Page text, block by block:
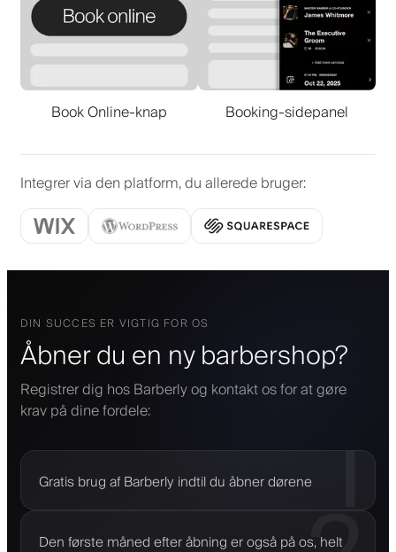
Book Online-knap Booking-sidepanel
Integrer via den platform, du allerede bruger:
DIN SUCCES ER VIGTIG FOR OS
Åbner du en ny barbershop?
Registrer dig hos Barberly og kontakt os for at gøre
krav på dine fordele:
Gratis brug af Barberly indtil du åbner dørene 1
Den første måned efter åbning er også på os, helt